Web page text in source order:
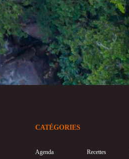
CATÉGORIES
Agenda Recettes